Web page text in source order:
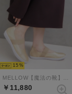
15
￥11,880